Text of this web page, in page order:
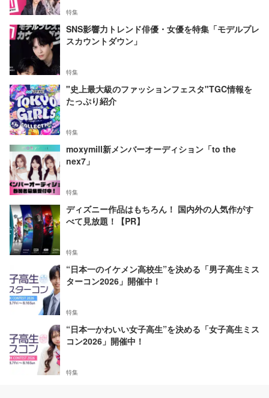
特集
SNS影響力トレンド俳優・女優を特集「モデルプレ
スカウントダウン」
特集
"史上最大級のファッションフェスタ"TGC情報を
たっぷり紹介
特集
moxymill新メンバーオーディション「to the
nex7」
特集
ディズニー作品はもちろん！ 国内外の人気作がす
べて見放題！【PR】
特集
“日本一のイケメン高校生”を決める「男子高生ミス
ターコン2026」開催中！
特集
“日本一かわいい女子高生”を決める「女子高生ミス
コン2026」開催中！
特集